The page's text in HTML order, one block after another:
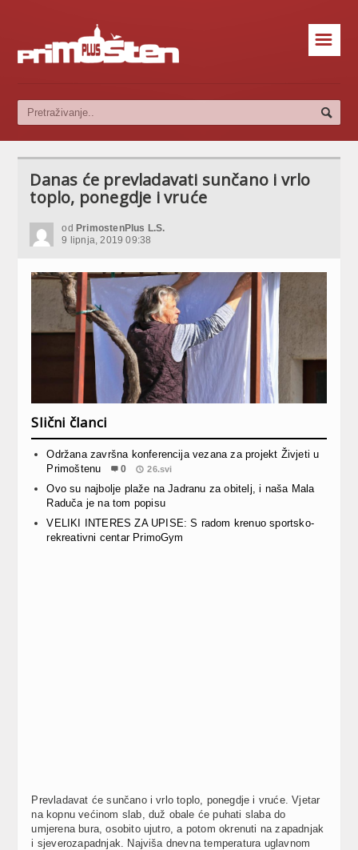
☰
Danas će prevladavati sunčano i vrlo
toplo, ponegdje i vruće
od PrimostenPlus L.S.
9 lipnja, 2019 09:38
Slični članci
Održana završna konferencija vezana za projekt Živjeti u
Primoštenu
0 26.svi
Ovo su najbolje plaže na Jadranu za obitelj, i naša Mala
Raduča je na tom popisu
VELIKI INTERES ZA UPISE: S radom krenuo sportsko-
rekreativni centar PrimoGym
Prevladavat će sunčano i vrlo toplo, ponegdje i vruće. Vjetar
na kopnu većinom slab, duž obale će puhati slaba do
umjerena bura, osobito ujutro, a potom okrenuti na zapadnjak
i sjeverozapadnjak. Najviša dnevna temperatura uglavnom